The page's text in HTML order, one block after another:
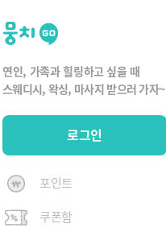
뭉
치
고
연인, 가족과 힐링하고 싶을 때
스웨디시, 왁싱, 마사지 받으러 가자~
로그인
포인트
쿠폰함